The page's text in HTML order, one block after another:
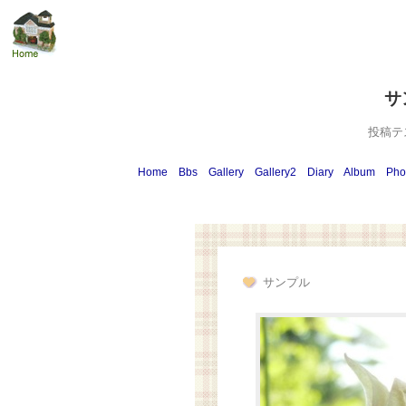
サ
投稿テ
Home Bbs Gallery Gallery2 Diary Album
サンプル